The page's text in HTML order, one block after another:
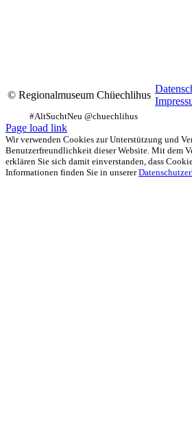
© Regionalmuseum Chüechlihus
Facebook
Instagram
YouTube
Page load link
Wir verwenden Cookies zur Unterstützung und
Benutzerfreundlichkeit dieser Website. Mit dem
erklären Sie sich damit einverstanden, dass
Informationen finden Sie in unserer